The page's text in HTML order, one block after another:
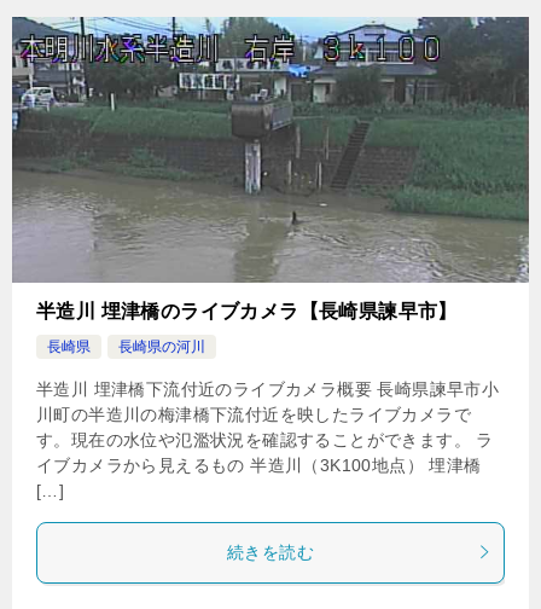
半造川 埋津橋のライブカメラ【長崎県諫早市】
長崎県 長崎県の河川
半造川 埋津橋下流付近のライブカメラ概要 長崎県諫早市小
川町の半造川の梅津橋下流付近を映したライブカメラで
す。現在の水位や氾濫状況を確認することができます。 ラ
イブカメラから見えるもの 半造川（3K100地点） 埋津橋
[…]
続きを読む